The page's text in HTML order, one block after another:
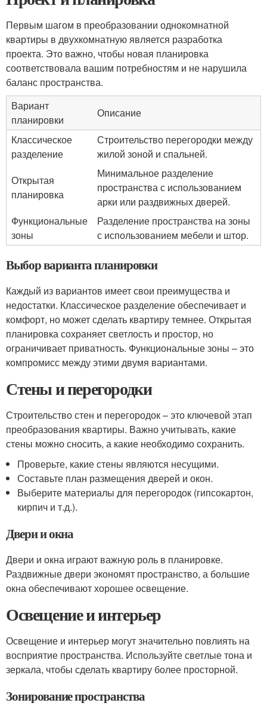
Первым шагом в преобразовании однокомнатной
квартиры в двухкомнатную является разработка
проекта. Это важно, чтобы новая планировка
соответствовала вашим потребностям и не нарушила
баланс пространства.
Вариант
планировки
Описание
Классическое
разделение
Строительство перегородки между
жилой зоной и спальней.
Открытая
планировка
Минимальное разделение
пространства с использованием
арки или раздвижных дверей.
Функциональные
зоны
Разделение пространства на зоны
с использованием мебели и штор.
Выбор варианта планировки
Каждый из вариантов имеет свои преимущества и
недостатки. Классическое разделение обеспечивает и
комфорт, но может сделать квартиру темнее. Открытая
планировка сохраняет светлость и простор, но
ограничивает приватность. Функциональные зоны – это
компромисс между этими двумя вариантами.
Стены и перегородки
Строительство стен и перегородок – это ключевой этап
преобразования квартиры. Важно учитывать, какие
стены можно сносить, а какие необходимо сохранить.
Проверьте, какие стены являются несущими.
Составьте план размещения дверей и окон.
Выберите материалы для перегородок (гипсокартон,
кирпич и т.д.).
Двери и окна
Двери и окна играют важную роль в планировке.
Раздвижные двери экономят пространство, а большие
окна обеспечивают хорошее освещение.
Освещение и интерьер
Освещение и интерьер могут значительно повлиять на
восприятие пространства. Используйте светлые тона и
зеркала, чтобы сделать квартиру более просторной.
Зонирование пространства